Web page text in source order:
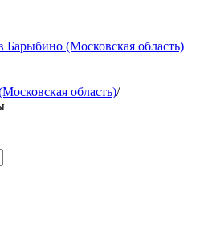
Барыбино (Московская область)
область)/